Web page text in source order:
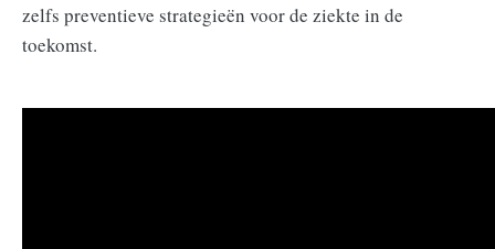
zelfs preventieve strategieën voor de ziekte in de
toekomst.